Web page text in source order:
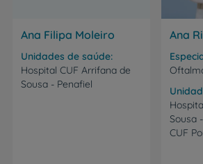
Ana Filipa Moleiro
Unidades de saúde
Hospital CUF Arrifana de
Sousa - Penafiel
Ana
Sousa
CUF